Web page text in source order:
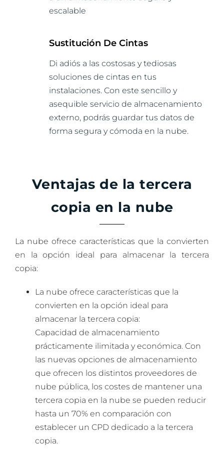
escalable
Sustitución De Cintas
Di adiós a las costosas y tediosas
soluciones de cintas en tus
instalaciones. Con este sencillo y
asequible servicio de almacenamiento
externo, podrás guardar tus datos de
forma segura ycómoda en la nube.
Ventajas de la tercera
copia en la nube
La nube ofrece características que la convierten
en la opción ideal para almacenar la tercera
copia:
La nube ofrece características que la
convierten en la opción ideal para
almacenar la tercera copia:
Capacidad de almacenamiento
prácticamente ilimitada y económica. Con
las nuevas opciones de almacenamiento
que ofrecen los distintos proveedores de
nube pública, los costes de mantener una
tercera copia en la nube se pueden reducir
hasta un 70% en comparación con
establecer un CPD dedicado a la tercera
copia.